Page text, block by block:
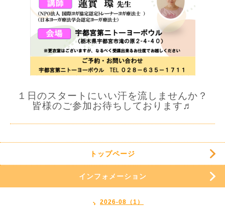
１日のスタートにいい汗を流しませんか？
皆様のご参加お待ちしております♬
トップページ
インフォメーション
2026-08（1）